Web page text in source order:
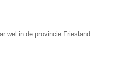
wel in de provincie Friesland.